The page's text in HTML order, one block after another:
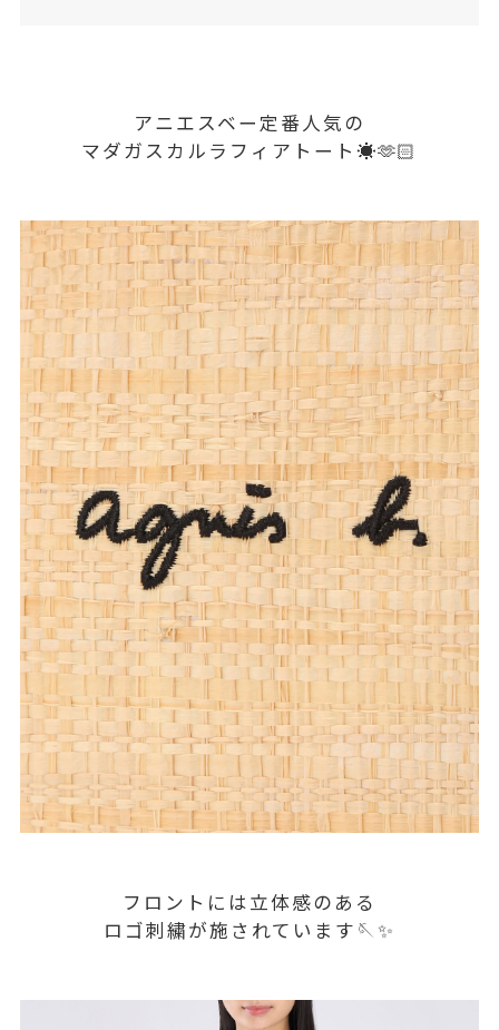
アニエスベー定番人気の
マダガスカルラフィアトート☀️🫶🏻
フロントには立体感のある
ロゴ刺繍が施されています🪡✨